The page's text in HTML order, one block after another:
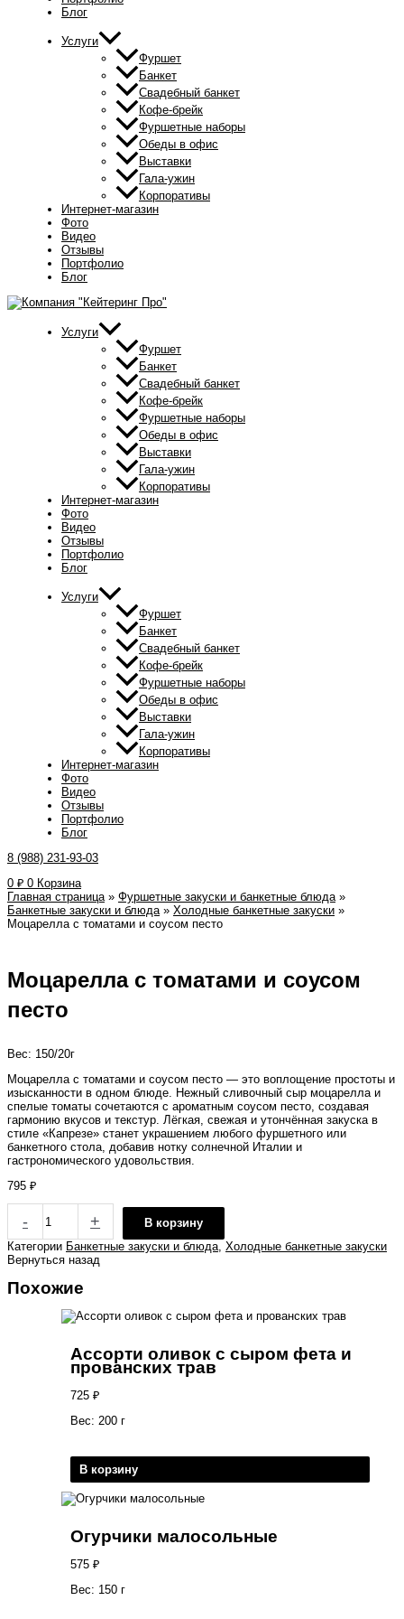
Блог
Услуги
Фуршет
Банкет
Свадебный банкет
Кофе-брейк
Фуршетные наборы
Обеды в офис
Выставки
Гала-ужин
Корпоративы
Интернет-магазин
Фото
Видео
Отзывы
Портфолио
Блог
Услуги
Фуршет
Банкет
Свадебный банкет
Кофе-брейк
Фуршетные наборы
Обеды в офис
Выставки
Гала-ужин
Корпоративы
Интернет-магазин
Фото
Видео
Отзывы
Портфолио
Блог
Услуги
Фуршет
Банкет
Свадебный банкет
Кофе-брейк
Фуршетные наборы
Обеды в офис
Выставки
Гала-ужин
Корпоративы
Интернет-магазин
Фото
Видео
Отзывы
Портфолио
Блог
8 (988) 231-93-03
0 ₽ 0 Корзина
Главная страница » Фуршетные закуски и банкетные блюда »
Банкетные закуски и блюда » Холодные банкетные закуски »
Моцарелла с томатами и соусом песто
Моцарелла с томатами и соусом
песто
Вес: 150/20г
Моцарелла с томатами и соусом песто — это воплощение простоты и
изысканности в одном блюде. Нежный сливочный сыр моцарелла и
спелые томаты сочетаются с ароматным соусом песто, создавая
гармонию вкусов и текстур. Лёгкая, свежая и утончённая закуска в
стиле «Капрезе» станет украшением любого фуршетного или
банкетного стола, добавив нотку солнечной Италии и
гастрономического удовольствия.
795 ₽
- +
В корзину
Категории Банкетные закуски и блюда, Холодные банкетные закуски
Вернуться назад
Похожие
Ассорти оливок с сыром фета и
прованских трав
725 ₽
Вес: 200 г
В корзину
Огурчики малосольные
575 ₽
Вес: 150 г